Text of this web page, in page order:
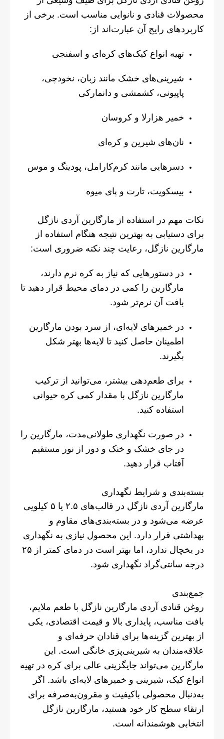
محصولات قنادی و نانوایی مناسب است. برخی از
کاربردهای رایج آن عبارت‌اند از:
تهیه انواع کیک‌های کره‌ای و اسفنجی
شیرینی‌های خشک مانند زبان، نخودچی،
پاپیونی، کشمشی و دانمارکی
خمیر هزارلا و کروسان
نان‌های شیرین و کره‌ای
دسرهایی مانند کرم‌کارامل، پودینگ و موس
بیسکویت، تارت و پای میوه
نکات مهم در استفاده از مارگارین آردی نازگل
برای دستیابی به بهترین نتیجه هنگام استفاده از
مارگارین نازگل، رعایت چند نکته ضروری است:
در دستورهایی که نیاز به کره نرم دارند،
مارگارین را کمی در دمای محیط قرار دهید تا
بافت آن نرم‌تر شود.
در خمیرهای لایه‌ای، از سرد بودن مارگارین
اطمینان حاصل کنید تا لایه‌ها بهتر شکل
بگیرند.
برای طعم‌دهی بیشتر، می‌توانید از ترکیب
مارگارین نازگل با مقدار کمی کره حیوانی
استفاده کنید.
در صورت نگهداری طولانی‌مدت، مارگارین را
در جای خشک و خنک و دور از نور مستقیم
آفتاب قرار دهید.
بسته‌بندی و شرایط نگهداری
مارگارین آردی نازگل در قالب‌های ۲.۵ یا ۵ کیلویی
عرضه می‌شود و در بسته‌بندی‌های مقاوم و
بهداشتی قرار دارد. این محصول نیازی به نگهداری
در یخچال ندارد، اما بهتر است در دمای کمتر از ۲۵
درجه سانتی‌گراد نگهداری شود.
جمع‌بندی
روغن قنادی آردی مارگارین نازگل با طعم ملایم،
بافت مناسب، پایداری بالا و قیمت اقتصادی، یکی
از بهترین گزینه‌ها برای قنادان حرفه‌ای و
علاقه‌مندان به شیرینی‌پزی خانگی است. این
مارگارین می‌تواند جایگزینی عالی برای کره در تهیه
انواع کیک، شیرینی و خمیرهای لایه‌ای باشد. اگر
به‌دنبال محصولی باکیفیت و مقرون‌به‌صرفه برای
ارتقاء سطح کار خود هستید، مارگارین نازگل
انتخابی هوشمندانه است.